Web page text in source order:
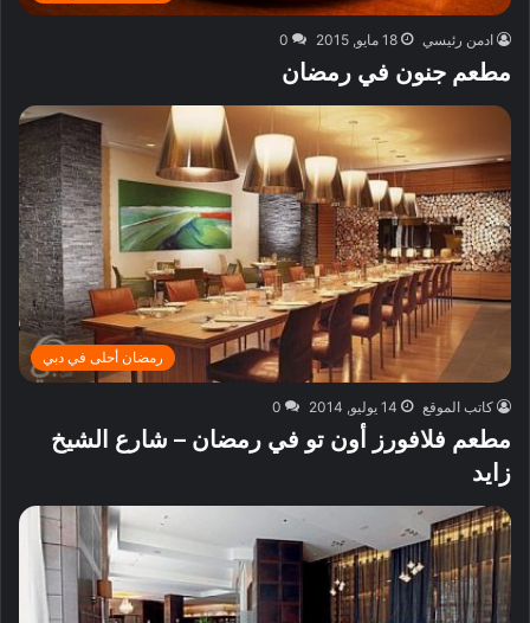
ادمن رئيسي 18 مايو, 2015 0
مطعم جنون في رمضان
رمضان أحلى في دبي
كاتب الموقع 14 يوليو, 2014 0
مطعم فلافورز أون تو في رمضان – شارع الشيخ
زايد